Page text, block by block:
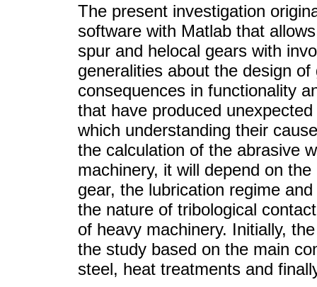
The present investigation
software with Matlab that
spur and helocal gears with
generalities about the design
consequences in functionality
that have produced
which understanding their
the calculation of the abrasive
machinery, it will depend on
gear, the lubrication regime
the nature of tribological
of heavy machinery. Initially,
the study based on the main
steel, heat treatments and